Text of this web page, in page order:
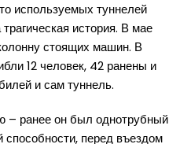
используемых туннелей
история. В мае
стоящих машин. В
12 человек, 42 ранены и
и сам туннель.
ранее он был однотрубный
способности, перед въездом